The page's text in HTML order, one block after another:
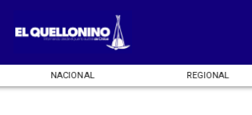
NACIONAL REGIONAL